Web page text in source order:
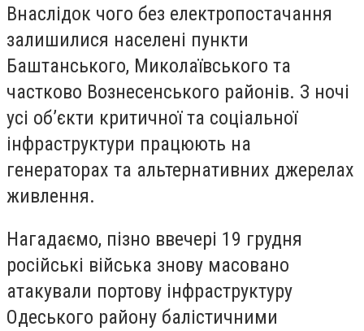
Внаслідок чого без електропостачання
залишилися населені пункти
Баштанського, Миколаївського та
частково Вознесенського районів. З ночі
усі об’єкти критичної та соціальної
інфраструктури працюють на
генераторах та альтернативних джерелах
живлення.
Нагадаємо, пізно ввечері 19 грудня
російські війська знову масовано
атакували портову інфраструктуру
Одеського району балістичними